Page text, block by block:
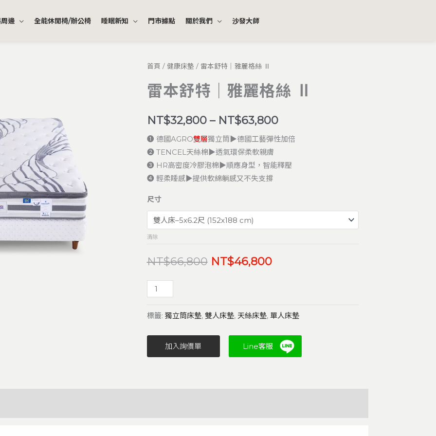
邊 全能休閒椅/辦公椅 睡眠新知 門市據點 關於我們 沙發大師
首頁 / 健康床墊 / 雷本舒特｜雅麗格絲 Ⅱ
雷本舒特｜雅麗格絲 Ⅱ
NT$32,800 – NT$63,800
格
到
❶ 德國AGRO雙層獨立筒▶德國工藝彈性加倍
❷ TENCEL天絲棉▶透氣環保柔軟親膚
❸ HR高密度冷膠泡棉▶順應身型，智能釋壓
❹ 輕柔睡感▶提供軟綿躺感又不失支撐
尺寸
清除
NT$66,800
原
始
NT$66,800。
NT$46,800
前
NT$46,800。
雷
舒
｜
麗
格
絲
Ⅱ
數
量
標籤: 獨立筒床墊, 雙人床墊, 天絲床墊, 單人床墊
加入詢價單 Line客服